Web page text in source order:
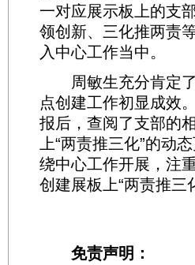
一对应展示板上的支
领创新、三化推两责
入中心工作当中。
周敏生充分肯定了
点创建工作初显成效
报后，查阅了支部的
上“两责推三化”的动
绕中心工作开展，注
创建展板上“两责推三
免责声明：